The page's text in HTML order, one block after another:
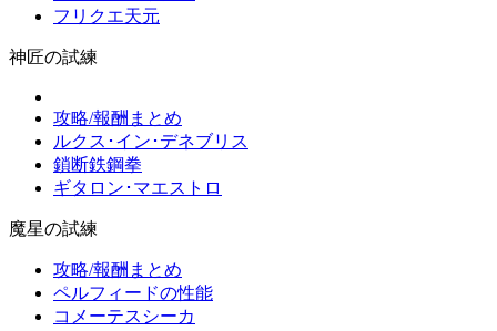
フリクエ天元
神匠の試練
攻略/報酬まとめ
ルクス･イン･デネブリス
鎖断鉄鋼拳
ギタロン･マエストロ
魔星の試練
攻略/報酬まとめ
ペルフィードの性能
コメーテスシーカ